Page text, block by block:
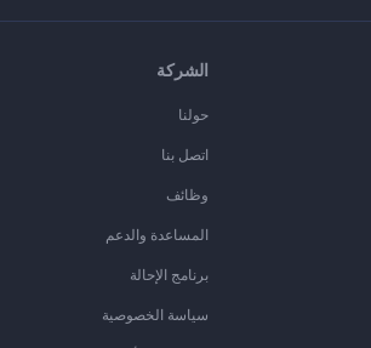
الشركة
حولنا
اتصل بنا
وظائف
المساعدة والدعم
برنامج الإحالة
سياسة الخصوصية